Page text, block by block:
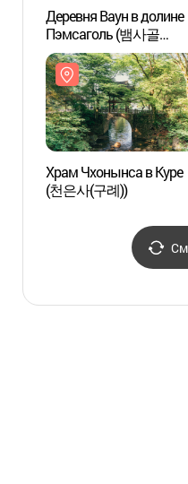
Деревня Ваун в долине
Пэмсаголь (뱀사골
와운마을)
Храм Чхонынса в Куре
(천은사(구례))